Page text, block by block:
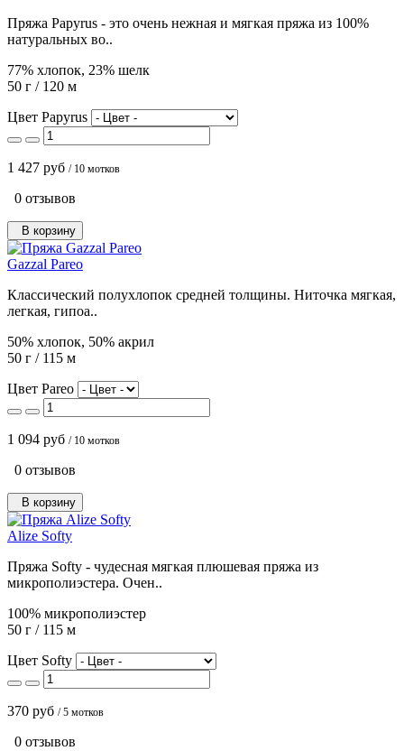
Пряжа Papyrus - это очень нежная и мягкая пряжа из 100%
натуральных во..
77% хлопок, 23% шелк
50 г / 120 м
Цвет Papyrus
1 427 руб / 10 мотков
0 отзывов
В корзину
Gazzal Pareo
Классический полухлопок средней толщины. Ниточка мягкая,
легкая, гипоа..
50% хлопок, 50% акрил
50 г / 115 м
Цвет Pareo
1 094 руб / 10 мотков
0 отзывов
В корзину
Alize Softy
Пряжа Softy - чудесная мягкая плюшевая пряжа из
микрополиэстера. Очен..
100% микрополиэстер
50 г / 115 м
Цвет Softy
370 руб / 5 мотков
0 отзывов